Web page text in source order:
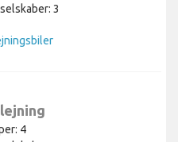
3
4